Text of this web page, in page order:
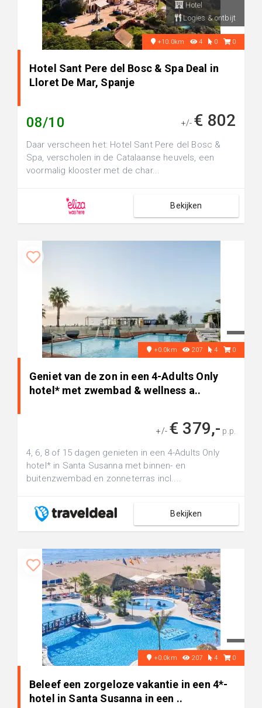
Hotel
Logies & ontbijt
+10.0km 4 0 0
Hotel Sant Pere del Bosc & Spa Deal in
Lloret De Mar, Spanje
08/10 +/- € 802
Daar verscheen het: Hotel Sant Pere del Bosc &
Spa, verscholen in de Catalaanse heuvels, een
voormalig klooster met de char...
Bekijken
+0.0km 207 4 0
Geniet van de zon in een 4-Adults Only
hotel* met zwembad & wellness a..
+/- € 379,- p.p.
4, 6, 8 of 15 dagen genieten in een 4-Adults Only
hotel* in Santa Susanna met binnen- en
buitenzwembad en zonneterras incl....
Bekijken
+0.0km 207 4 0
Beleef een zorgeloze vakantie in een 4*-
hotel in Santa Susanna in een ..